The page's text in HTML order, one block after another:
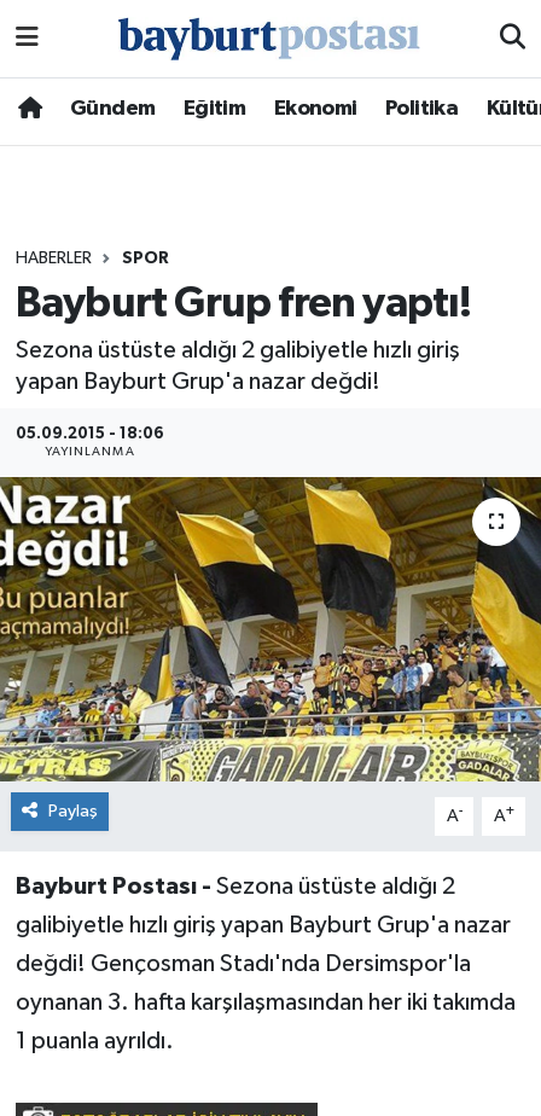
Gündem Eğitim Ekonomi Politika
HABERLER SPOR
Bayburt Grup fren yaptı!
Sezona üstüste aldığı 2 galibiyetle hızlı giriş
yapan Bayburt Grup'a nazar değdi!
05.09.2015 - 18:06
YAYINLANMA
Paylaş A- A+
Bayburt Postası - Sezona üstüste aldığı 2
galibiyetle hızlı giriş yapan Bayburt Grup'a nazar
değdi! Gençosman Stadı'nda Dersimspor'la
oynanan 3. hafta karşılaşmasından her iki takımda
1 puanla ayrıldı.
Hava Durumu
Süper Lig Puan Durumu ve Fikstür
Tüm Manşetler
Son Dakika Haberleri
Haber Arşivi